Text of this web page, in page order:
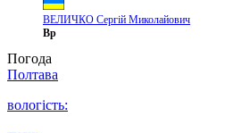
ВЕЛИЧКО Сергій Миколайович
Вр
Погода
Полтава
вологість: